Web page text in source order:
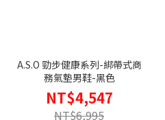
A.S.O 勁步健康系列-綁帶式商
務氣墊男鞋-黑色
NT$4,547
NT$6,995